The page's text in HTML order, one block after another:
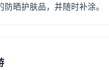
防晒护肤品，并随时补涂。